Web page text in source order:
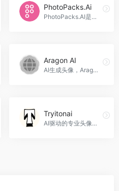
PhotoPacks.Ai
PhotoPacks.AI是一款基于人工智能技术的头像生成工具，从10张普通照片中生成100多张高清头像，价格实惠，操作简单，适用于个人、职业和社交平台，PhotoPacks.Ai官网入口网址
Aragon AI
AI生成头像，Aragon AI官网入口网址
Tryitonai
AI驱动的专业头像生成工具，Tryitonai官网入口网址